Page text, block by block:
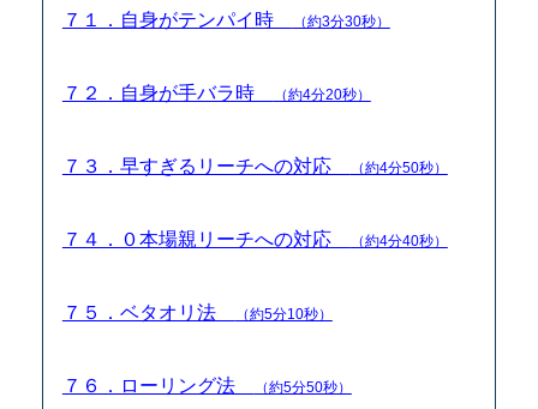
７１．自身がテンパイ時 （約3分30秒）
７２．自身が手バラ時 （約4分20秒）
７３．早すぎるリーチへの対応 （約4分50秒）
７４．０本場親リーチへの対応 （約4分40秒）
７５．ベタオリ法 （約5分10秒）
７６．ローリング法 （約5分50秒）